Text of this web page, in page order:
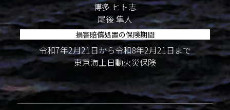
博多 ヒト志
尾後 隼人
損害賠償処置の保険期間
令和7年2月21日から令和8年2月21日まで
東京海上日動火災保険